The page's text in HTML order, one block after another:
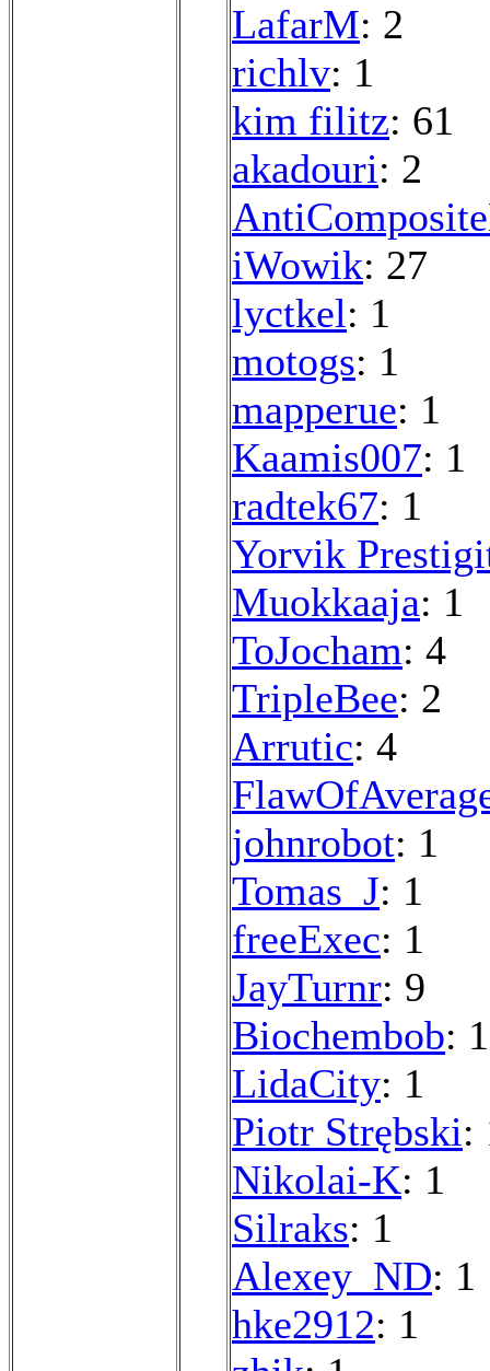
LafarM: 2
richlv: 1
kim filitz: 61
akadouri: 2
iWowik: 27
lyctkel: 1
motogs: 1
mapperue: 1
Kaamis007: 1
radtek67: 1
Yorvik
Muokkaaja: 1
ToJocham: 4
TripleBee: 2
Arrutic: 4
johnrobot: 1
Tomas_J: 1
freeExec: 1
JayTurnr: 9
Biochembob: 1
LidaCity: 1
Piotr Strębski:
Nikolai-K: 1
Silraks: 1
Alexey_ND: 1
hke2912: 1